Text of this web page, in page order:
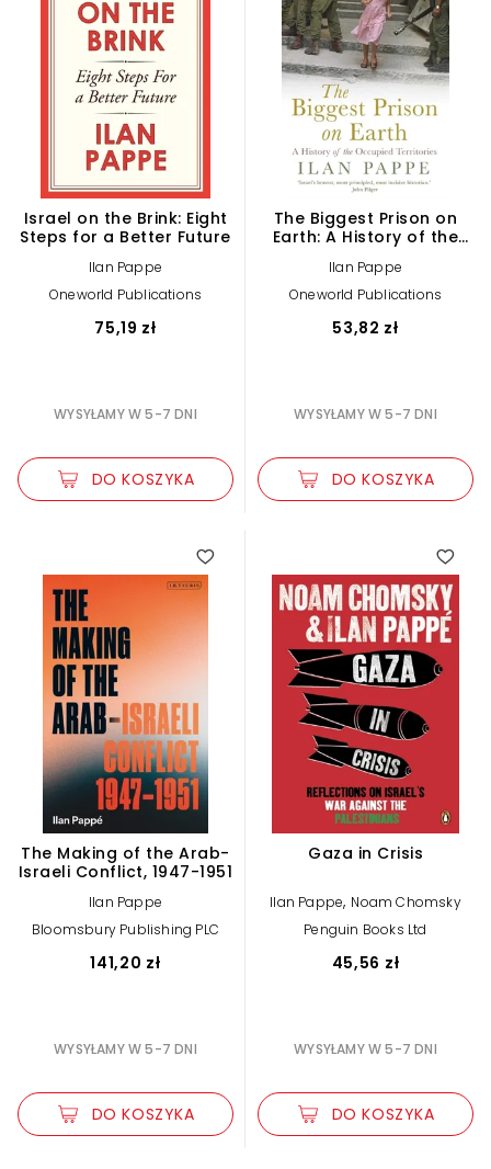
Israel on the Brink: Eight
Steps for a Better Future
Ilan Pappe
Oneworld Publications
75,19 zł
WYSYŁAMY W 5-7 DNI
DO KOSZYKA
The Biggest Prison on
Earth: A History of the
Ilan Pappe
Oneworld Publications
53,82 zł
WYSYŁAMY W 5-7 DNI
DO KOSZYKA
The Making of the Arab-
Israeli Conflict, 1947-1951
Ilan Pappe
Bloomsbury Publishing PLC
141,20 zł
WYSYŁAMY W 5-7 DNI
DO KOSZYKA
Gaza in Crisis
Ilan Pappe, Noam Chomsky
Penguin Books Ltd
45,56 zł
WYSYŁAMY W 5-7 DNI
DO KOSZYKA